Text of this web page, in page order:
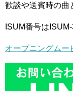
歓談や送賓時の曲
ISUM番号は
オープニングムー